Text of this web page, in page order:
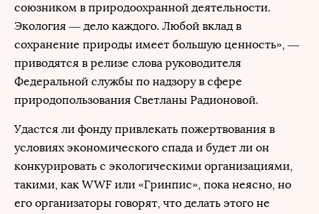
союзником в природоохранной деятельности.
Экология — дело каждого. Любой вклад в
сохранение природы имеет большую ценность», —
приводятся в релизе слова руководителя
Федеральной службы по надзору в сфере
природопользования Светланы Радионовой.
Удастся ли фонду привлекать пожертвования в
условиях экономического спада и будет ли он
конкурировать с экологическими организациями,
такими, как WWF или «Гринпис», пока неясно, но
его организаторы говорят, что делать этого не